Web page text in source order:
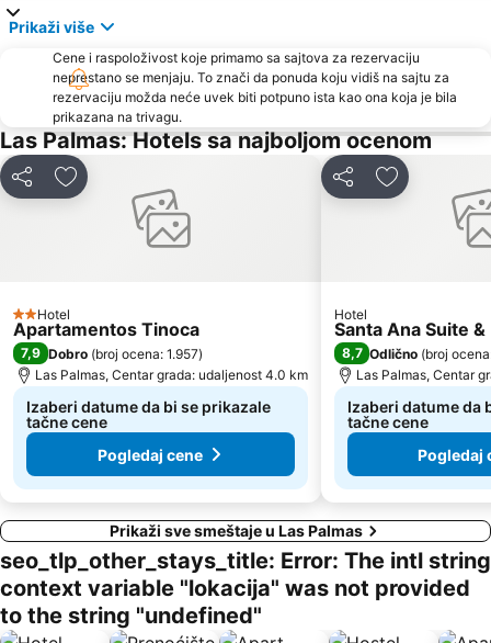
Prikaži više
Cene i raspoloživost koje primamo sa sajtova za rezervaciju
neprestano se menjaju. To znači da ponuda koju vidiš na sajtu za
rezervaciju možda neće uvek biti potpuno ista kao ona koja je bila
prikazana na trivagu.
Las Palmas: Hotels sa najboljom ocenom
Deli Dodati u favorite
2 Zvezdice
Hotel
Apartamentos Tinoca
7,9 Dobro (broj ocena: 1.957)
Las Palmas, Centar grada: udaljenost 4.0 km
Izaberi datume da bi se prikazale
tačne cene
Pogledaj cene
Deli Dodati u
Hotel
Santa Ana Suite
8,7 Odlično (broj
Las Palmas, Centar
Izaberi datume da
tačne cene
Pogledaj
Prikaži sve smeštaje u Las Palmas
seo_tlp_other_stays_title: Error: The intl string
context variable "lokacija" was not provided
to the string "undefined"